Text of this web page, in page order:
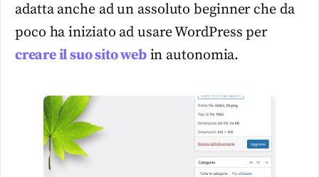
adatta anche ad un assoluto beginner che da
poco ha iniziato ad usare WordPress per
creare il suo sito webin autonomia.